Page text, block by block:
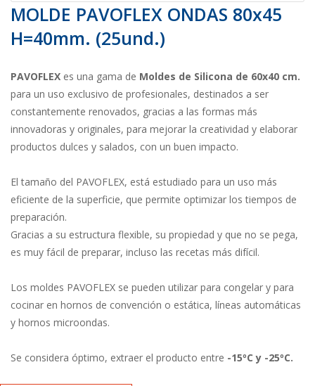
MOLDE PAVOFLEX ONDAS 80x45
H=40mm. (25und.)
PAVOFLEX es una gama de Moldes de Silicona de 60x40 cm.
para un uso exclusivo de profesionales, destinados a ser
constantemente renovados, gracias a las formas más
innovadoras y originales, para mejorar la creatividad y elaborar
productos dulces y salados, con un buen impacto.
El tamaño del PAVOFLEX, está estudiado para un uso más
eficiente de la superficie, que permite optimizar los tiempos de
preparación.
Gracias a su estructura flexible, su propiedad y que no se pega,
es muy fácil de preparar, incluso las recetas más difícil.
Los moldes PAVOFLEX se pueden utilizar para congelar y para
cocinar en hornos de convención o estática, líneas automáticas
y hornos microondas.
Se considera óptimo, extraer el producto entre -15ºC y -25ºC.